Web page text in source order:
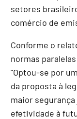
setores
comércio de
Conforme o
normas
"Optou-se por
da proposta à
maior
efetividade à